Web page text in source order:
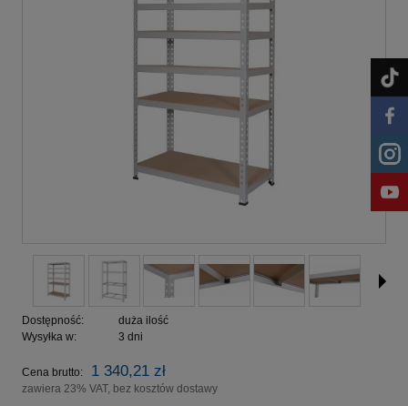
Dostępność:
duża ilość
Wysyłka w:
3 dni
Cena brutto: 1 340,21 zł
zawiera 23% VAT, bez kosztów dostawy